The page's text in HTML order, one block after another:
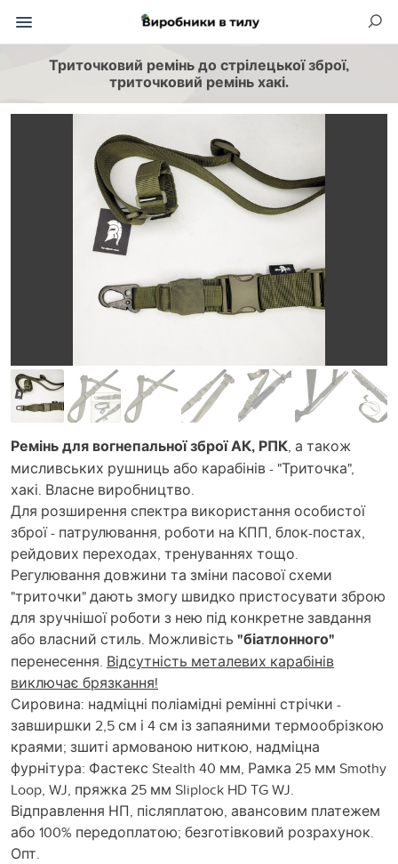
Триточковий ремінь до стрілецької зброї,
триточковий ремінь хакі.
Ремінь для вогнепальної зброї АК, РПК, а також
мисливських рушниць або карабінів - "Триточка",
хакі. Власне виробництво.
Для розширення спектра використання особистої
зброї - патрулювання, роботи на КПП, блок-постах,
рейдових переходах, тренуваннях тощо.
Регулювання довжини та зміни пасової схеми
"триточки" дають змогу швидко пристосувати зброю
для зручнішої роботи з нею під конкретне завдання
або власний стиль. Можливість "біатлонного"
перенесення. Відсутність металевих карабінів
виключає брязкання!
Сировина: надміцні поліамідні ремінні стрічки -
завширшки 2,5 см і 4 см із запаяними термообрізкою
краями; зшиті армованою ниткою, надміцна
фурнітура: Фастекс Stealth 40 мм, Рамка 25 мм Smothy
Loop, WJ, пряжка 25 мм Sliplock HD TG WJ.
Відправлення НП, післяплатою, авансовим платежем
або 100% передоплатою; безготівковий розрахунок.
Опт.